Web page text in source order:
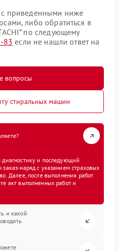
с приведенными ниже
либо обратиться в
по следующему
83 если не нашли ответ на
вопросы
стиральных машин
диагностику и последующий
заказ-наряд с указанием страховых
Далее, после выполнения работ
акт выполненных работ и
и какой